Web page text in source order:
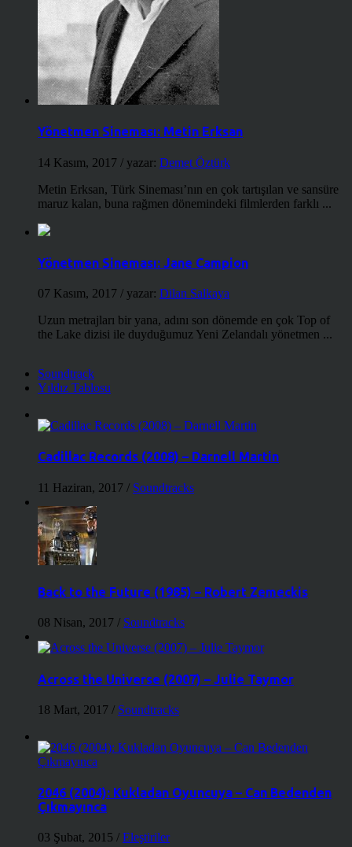
Yönetmen Sineması: Metin Erksan
14 Kasım, 2017 / yazar: Demet Öztürk
Metin Erksan, Türk Sineması’nın en çok tartışılan ve sansüre
maruz kalan, buna rağmen dönemindeki filmlerden farklı ...
Yönetmen Sineması: Jane Campion
07 Kasım, 2017 / yazar: Dilan Salkaya
Uzun metrajları bir yana, adını son dönemde en çok Top of
the Lake dizisi ile duyduğumuz Yeni Zelandalı yönetmen ...
Soundtrack
Yıldız Tablosu
Cadillac Records (2008) – Darnell Martin
11 Haziran, 2017 / Soundtracks
Back to the Future (1985) – Robert Zemeckis
08 Nisan, 2017 / Soundtracks
Across the Universe (2007) – Julie Taymor
18 Mart, 2017 / Soundtracks
2046 (2004): Kukladan Oyuncuya – Can Bedenden
Çıkmayınca
03 Şubat, 2015 / Eleştiriler